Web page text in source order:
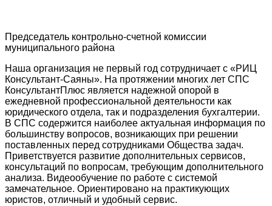
Председатель контрольно-счетной комиссии
муниципального района
Наша организация не первый год сотрудничает с «РИЦ
Консультант-Саяны». На протяжении многих лет СПС
КонсультантПлюс является надежной опорой в
ежедневной профессиональной деятельности как
юридического отдела, так и подразделения бухгалтерии.
В СПС содержится наиболее актуальная информация по
большинству вопросов, возникающих при решении
поставленных перед сотрудниками Общества задач.
Приветствуется развитие дополнительных сервисов,
консультаций по вопросам, требующим дополнительного
анализа. Видеообучение по работе с системой
замечательное. Ориентировано на практикующих
юристов, отличный и удобный сервис.